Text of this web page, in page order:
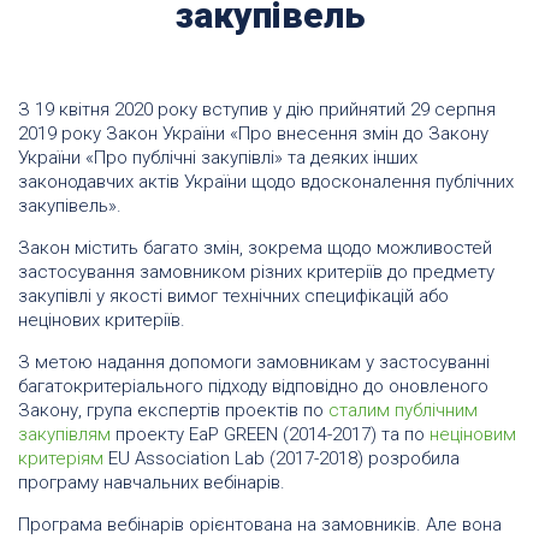
закупівель
З 19 квітня 2020 року вступив у дію прийнятий 29 серпня
2019 року Закон України «Про внесення змін до Закону
України «Про публічні закупівлі» та деяких інших
законодавчих актів України щодо вдосконалення публічних
закупівель».
Закон містить багато змін, зокрема щодо можливостей
застосування замовником різних критеріїв до предмету
закупівлі у якості вимог технічних специфікацій або
нецінових критеріїв.
З метою надання допомоги замовникам у застосуванні
багатокритеріального підходу відповідно до оновленого
Закону, група експертів проектів по сталим публічним
закупівлям проекту EaP GREEN (2014-2017) та по неціновим
критеріям EU Association Lab (2017-2018) розробила
програму навчальних вебінарів.
Програма вебінарів орієнтована на замовників. Але вона